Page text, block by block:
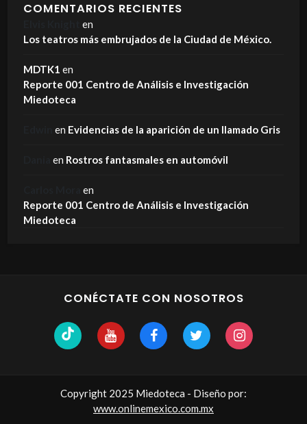
COMENTARIOS RECIENTES
en
Los teatros más embrujados de la Ciudad de México.
MDTK1 en
Reporte 001 Centro de Análisis e Investigación
Miedoteca
en Evidencias de la aparición de un llamado Gris
en Rostros fantasmales en automóvil
en
Reporte 001 Centro de Análisis e Investigación
Miedoteca
CONÉCTATE CON NOSOTROS
Copyright 2025 Miedoteca - Diseño por:
www.onlinemexico.com.mx